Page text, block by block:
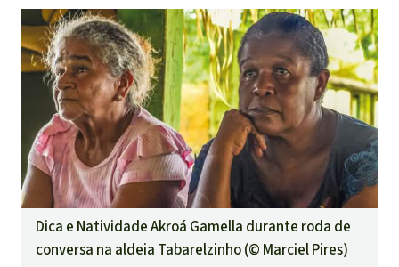
Dica e Natividade Akroá Gamella durante roda de
conversa na aldeia Tabarelzinho (© Marciel Pires)